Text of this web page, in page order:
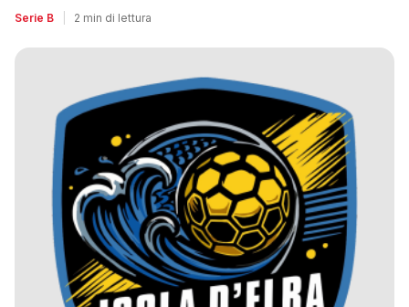
nazionali
Serie B 2 min di lettura